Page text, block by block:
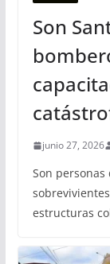
Son
junio 27, 2026
Son
estructuras